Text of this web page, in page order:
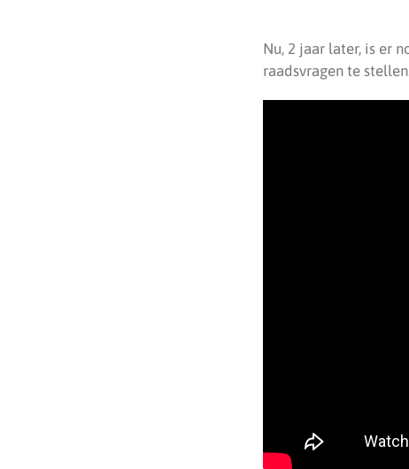
Nu, 2 jaar later, is er
raadsvragen te